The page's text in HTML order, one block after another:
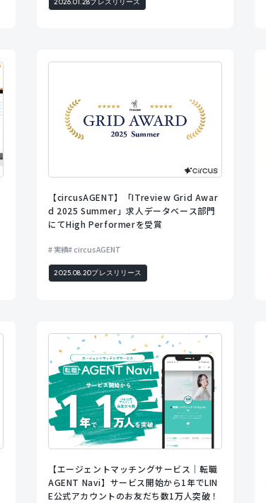
【circusAGENT】「ITreview Grid Awar
d 2025 Summer」求人データベース部門
にてHigh Performerを受賞
実績 circusAGENT
2025.08.20プレスリリース
【エージェントマッチングサービス｜転職
AGENT Navi】サービス開始から1年でLIN
E公式アカウントのお友だち数1万人突破！